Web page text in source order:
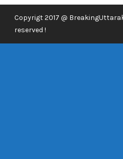
Copyrigt 2017 @
reserved !